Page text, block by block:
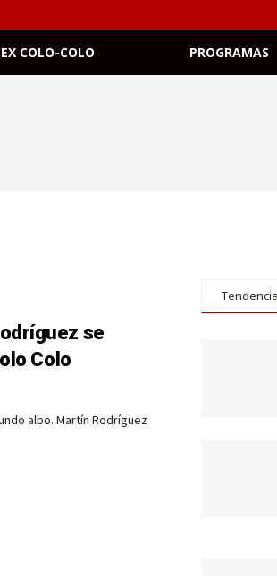
EX COLO-COLO PROGRAMAS
se
Colo
albo. Martín Rodríguez